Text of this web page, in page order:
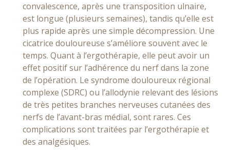
convalescence, après une transposition ulnaire,
est longue (plusieurs semaines), tandis qu’elle est
plus rapide après une simple décompression. Une
cicatrice douloureuse s’améliore souvent avec le
temps. Quant à l’ergothérapie, elle peut avoir un
effet positif sur l’adhérence du nerf dans la zone
de l’opération. Le syndrome douloureux régional
complexe (SDRC) ou l’allodynie relevant des lésions
de très petites branches nerveuses cutanées des
nerfs de l’avant-bras médial, sont rares. Ces
complications sont traitées par l’ergothérapie et
des analgésiques.